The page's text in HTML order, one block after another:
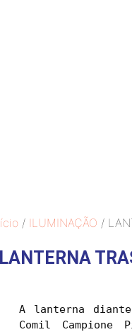
/ ILUMINAÇÃO /
A lanterna
Comil Campione